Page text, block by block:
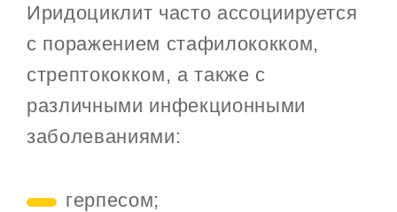
Иридоциклит часто ассоциируется
с поражением стафилококком,
стрептококком, а также с
различными инфекционными
заболеваниями:
герпесом;